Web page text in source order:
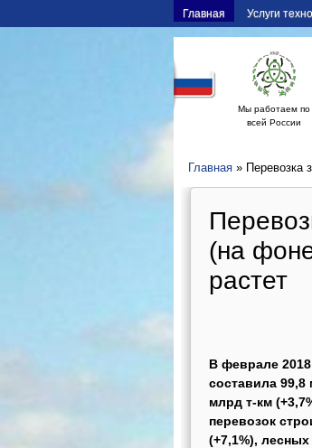
Главная Услуги
Мы работаем по
всей России
Главная » Перевозка
(на
растет
В феврале
составила 99,8
млрд т-км
перевозок
(+7,1%), лесных